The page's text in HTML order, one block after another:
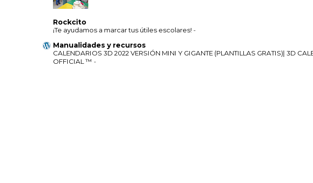
Rockcito
¡Te ayudamos a marcar tus útiles escolares! -
Manualidades y recursos
CALENDARIOS 3D 2022 VERSIÓN MINI Y GIGANTE (PLANTILLAS GRATIS)| 3D
OFFICIAL ™ -